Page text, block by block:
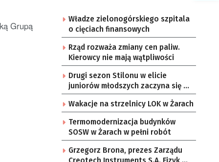
Grupą
Władze zielonogórskiego szpitala
o cięciach finansowych
Rząd rozważa zmiany cen paliw.
Kierowcy nie mają wątpliwości
Drugi sezon Stilonu w elicie
juniorów młodszych zaczyna się w
sobotę
Wakacje na strzelnicy LOK w Żarach
Termomodernizacja budynków
SOSW w Żarach w pełni robót
Grzegorz Brona, prezes Zarządu